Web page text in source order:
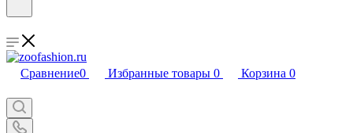
Сравнение0 Избранные товары 0 Корзина 0